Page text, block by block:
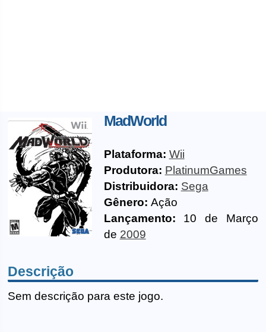
MadWorld
Plataforma: Wii
Produtora: PlatinumGames
Distribuidora: Sega
Gênero: Ação
Lançamento: 10 de Março
de 2009
Descrição
Sem descrição para este jogo.